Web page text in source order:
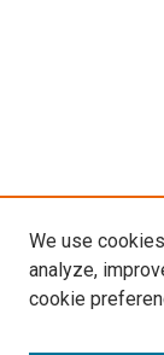
We use
analyze,
cookie